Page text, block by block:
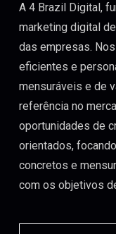
A 4 Brazil Digital,
marketing digital
das empresas.
eficientes e
mensuráveis e de
referência no
oportunidades de
orientados,
concretos e
com os objetivos